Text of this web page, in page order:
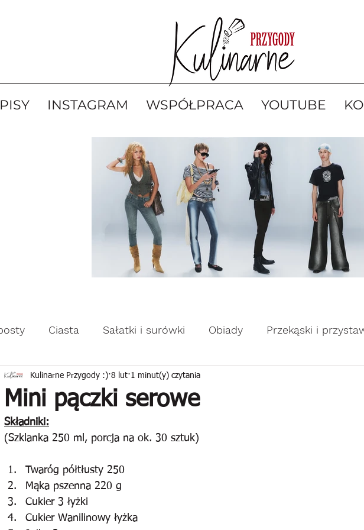
INSTAGRAM WSPÓŁPRACA YOUTUBE
Ciasta Sałatki i surówki Obiady Przekąski i
wypieki Zapiekanki Placuszki i naleśniki
Mini pączki serowe
Kulinarne Przygody :) 8 lut 1 minut(y) czytania
Składniki:
(Szklanka 250 ml, porcja na ok. 30 sztuk)
Twaróg półtłusty 250
Mąka pszenna 220 g
Cukier 3 łyżki
Cukier Wanilinowy łyżka